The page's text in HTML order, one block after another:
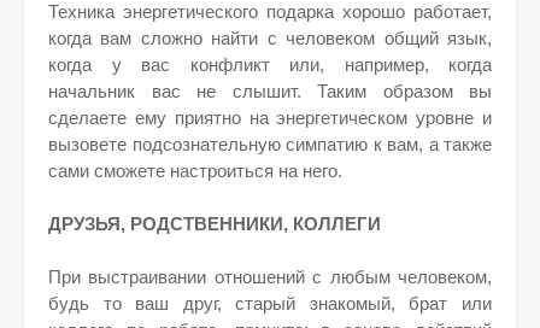
Техника энергетического подарка хорошо работает,
когда вам сложно найти с человеком общий язык,
когда у вас конфликт или, например, когда
начальник вас не слышит. Таким образом вы
сделаете ему приятно на энергетическом уровне и
вызовете подсознательную симпатию к вам, а также
сами сможете настроиться на него.
ДРУЗЬЯ, РОДСТВЕННИКИ, КОЛЛЕГИ
При выстраивании отношений с любым человеком,
будь то ваш друг, старый знакомый, брат или